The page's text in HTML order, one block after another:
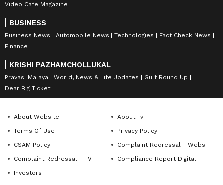
Video Cafe Magazine
BUSINESS
Business News Automobile News Technologies
Fact Check News
Finance
KRISHI PAZHAMCHOLLUKAL
Pravasi Malayali World, News & Life Updates
Gulf Round Up
Dear Big Ticket
About Website
About Tv
Terms Of Use
Privacy Policy
CSAM Policy
Complaint Redressal - Website
Complaint Redressal - TV
Compliance Report Digital
Investors